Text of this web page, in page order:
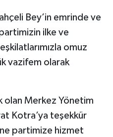
Bey’in emrinde ve
ilke ve
omuz
vazifem olarak
olan Merkez Yönetim
Kotra’ya teşekkür
partimize hizmet